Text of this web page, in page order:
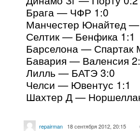
Брага — ЧФР 1:0
Манчестер Юнайтед —
Селтик — Бенфика 1:1
Барселона — Спартак
Бавария — Валенсия
Лилль — БАТЭ 3:0
Челси — Ювентус 1:1
Шахтер Д —
repairman 18 сентября 2012, 20:15